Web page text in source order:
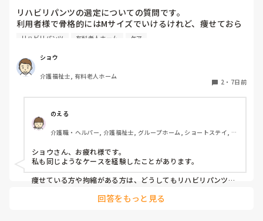
以外が残業する事で対応出来ています。）
なのでそういう人が足りていない施設にとっては貴重な存在に
なるし、直接介助しなくても現場で利用者様と会話はするの
そこから興味があればですが、資格取得支援が受けられる可能
性もありますし(^^)
リハビリパンツの選定についての質問です。
利用者様で骨格的にはMサイズでいけるけれど、痩せておら
れたり、拘縮等で隙間ができ、そこから漏れてしまう方がた
ちなみに、パッドも当てている方がほとんどです。
みなさんの施設での対策や、おすすめの選び方・当て方など
よろしくお願いいたします。
リハビリパンツ 有料老人ホーム ケア
ショウ
介護福祉士, 有料老人ホーム
2 ・ 7日前
のえる
介護職・ヘルパー, 介護福祉士, グループホーム, ショートステイ, デ
護
ショウさん、お疲れ様です。
私も同じようなケースを経験したことがあります。
痩せている方や拘縮がある方は、どうしてもリハビリパンツと
回答をもっと見る